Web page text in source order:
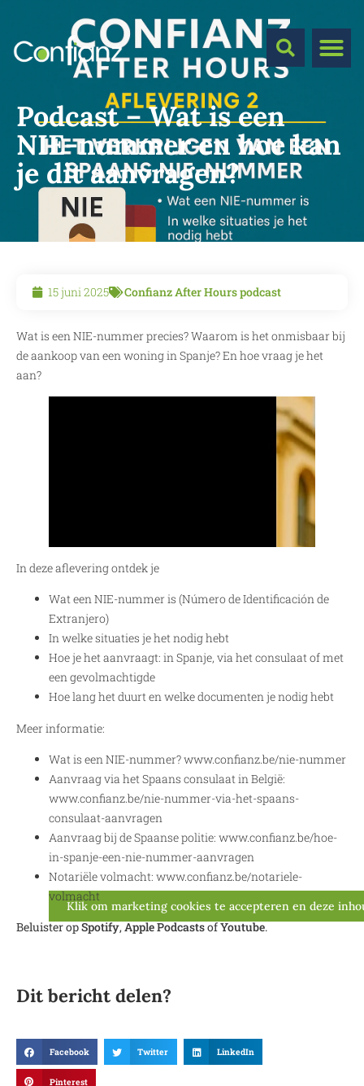
Podcast – Wat is een
NIE-nummer en hoe kan
je dit aanvragen?
15 juni 2025 Confianz After Hours podcast
Wat is een NIE-nummer precies? Waarom is het onmisbaar bij
de aankoop van een woning in Spanje? En hoe vraag je het
aan?
Klik om marketing cookies te accepteren en deze
In deze aflevering ontdek je
Wat een NIE-nummer is (Número de Identificación de
Extranjero)
In welke situaties je het nodig hebt
Hoe je het aanvraagt: in Spanje, via het consulaat of met
een gevolmachtigde
Hoe lang het duurt en welke documenten je nodig hebt
Meer informatie:
Wat is een NIE-nummer? www.confianz.be/nie-nummer
Aanvraag via het Spaans consulaat in België:
www.confianz.be/nie-nummer-via-het-spaans-
consulaat-aanvragen
Aanvraag bij de Spaanse politie: www.confianz.be/hoe-
in-spanje-een-nie-nummer-aanvragen
Notariële volmacht: www.confianz.be/notariele-
volmacht
Beluister opSpotify,Apple PodcastsofYoutube.
Dit bericht delen?
Facebook Twitter LinkedIn
Pinterest